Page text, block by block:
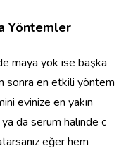
Yöntemler
maya yok ise başka
sonra en etkili yöntem
evinize en yakın
da serum halinde c
eğer hem